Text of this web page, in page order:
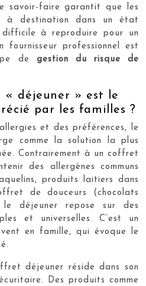
savoir-faire garantit que les
à destination dans un état
difficile à reproduire pour un
fournisseur professionnel est
de gestion du risque de
« déjeuner » est le
par les familles ?
et des préférences, le
comme la solution la plus
Contrairement à un coffret
des allergènes communs
produits laitiers dans
de douceurs (chocolats
le déjeuner repose sur des
et universelles. C’est un
en famille, qui évoque le
déjeuner réside dans son
Des produits comme